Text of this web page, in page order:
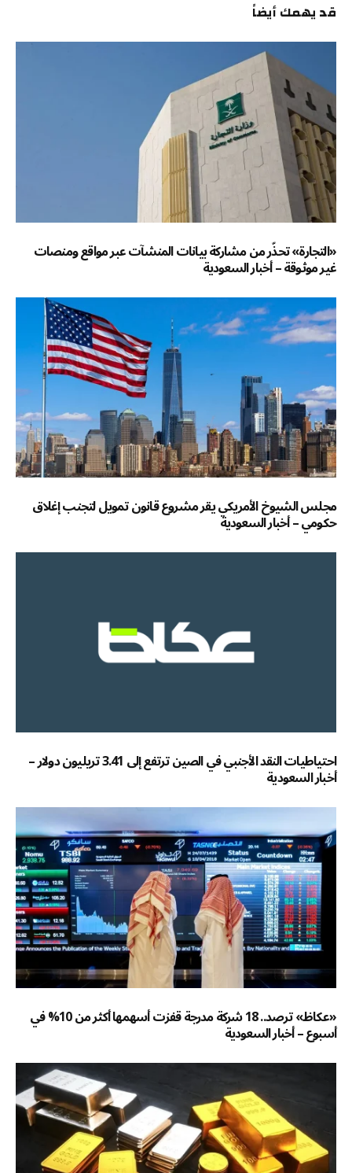
قد يهمك أيضاً
«التجارة» تحذّر من مشاركة بيانات المنشآت عبر مواقع ومنصات
غير موثوقة – أخبار السعودية
مجلس الشيوخ الأمريكي يقر مشروع قانون تمويل لتجنب إغلاق
حكومي – أخبار السعودية
احتياطيات النقد الأجنبي في الصين ترتفع إلى 3.41 تريليون دولار –
أخبار السعودية
«عكاظ» ترصد.. 18 شركة مدرجة قفزت أسهمها أكثر من 10% في
أسبوع – أخبار السعودية